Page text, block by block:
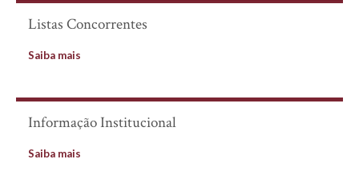
Listas Concorrentes
Saiba mais
Informação Institucional
Saiba mais